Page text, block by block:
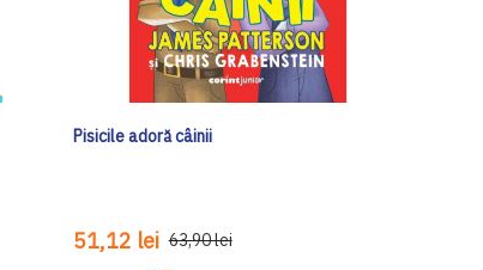
Pisicile adoră câinii
51,12 lei 63,90 lei